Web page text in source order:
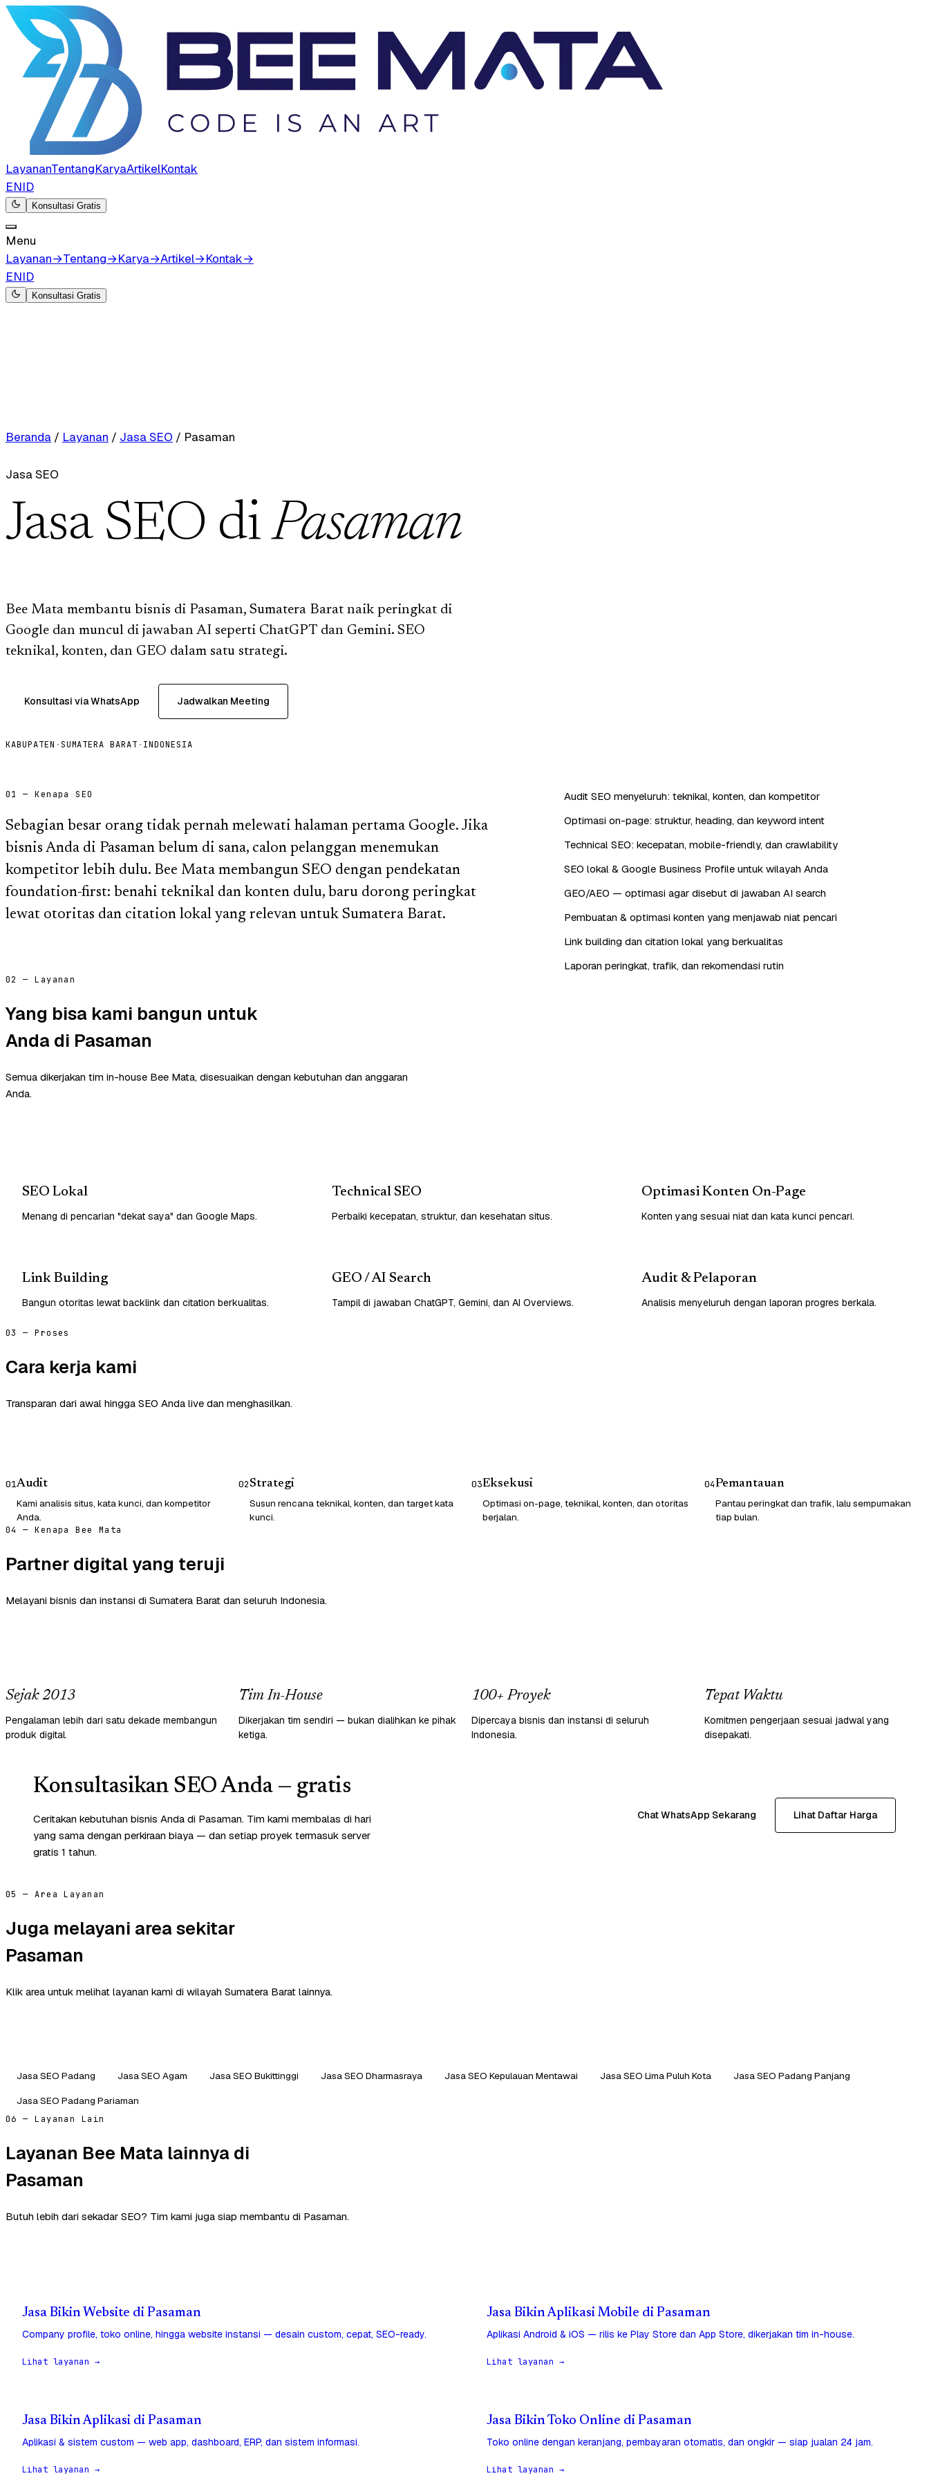
LayananTentangKaryaArtikelKontak
ENID
Konsultasi Gratis
Menu
Layanan→Tentang→Karya→Artikel→Kontak→
ENID
Konsultasi Gratis
Beranda / Layanan / Jasa SEO / Pasaman
Jasa SEO
Jasa SEO diPasaman
Bee Mata membantu bisnis di Pasaman, Sumatera Barat naik peringkat di
Google dan muncul di jawaban AI seperti ChatGPT dan Gemini. SEO
teknikal, konten, dan GEO dalam satu strategi.
Konsultasi via WhatsApp Jadwalkan Meeting
KABUPATEN · SUMATERA BARAT · INDONESIA
01 — Kenapa SEO
Sebagian besar orang tidak pernah melewati halaman pertama Google. Jika
bisnis Anda di Pasaman belum di sana, calon pelanggan menemukan
kompetitor lebih dulu. Bee Mata membangun SEO dengan pendekatan
foundation-first: benahi teknikal dan konten dulu, baru dorong peringkat
lewat otoritas dan citation lokal yang relevan untuk Sumatera Barat.
Audit SEO menyeluruh: teknikal, konten, dan kompetitor
Optimasi on-page: struktur, heading, dan keyword intent
Technical SEO: kecepatan, mobile-friendly, dan crawlability
SEO lokal & Google Business Profile untuk wilayah Anda
GEO/AEO — optimasi agar disebut di jawaban AI search
Pembuatan & optimasi konten yang menjawab niat pencari
Link building dan citation lokal yang berkualitas
Laporan peringkat, trafik, dan rekomendasi rutin
02 — Layanan
Yang bisa kami bangun untuk
Anda di Pasaman
Semua dikerjakan tim in-house Bee Mata, disesuaikan dengan kebutuhan dan anggaran
Anda.
SEO Lokal
Menang di pencarian "dekat saya" dan Google Maps.
Technical SEO
Perbaiki kecepatan, struktur, dan kesehatan situs.
Optimasi Konten On-Page
Konten yang sesuai niat dan kata kunci pencari.
Link Building
Bangun otoritas lewat backlink dan citation berkualitas.
GEO / AI Search
Tampil di jawaban ChatGPT, Gemini, dan AI Overviews.
Audit & Pelaporan
Analisis menyeluruh dengan laporan progres berkala.
03 — Proses
Cara kerja kami
Transparan dari awal hingga SEO Anda live dan menghasilkan.
01Audit
Kami analisis situs, kata kunci, dan kompetitor
Anda.
02Strategi
Susun rencana teknikal, konten, dan target kata
kunci.
03Eksekusi
Optimasi on-page, teknikal, konten, dan otoritas
berjalan.
04Pemantauan
Pantau peringkat dan trafik, lalu sempurnakan
tiap bulan.
04 — Kenapa Bee Mata
Partner digital yang teruji
Melayani bisnis dan instansi di Sumatera Barat dan seluruh Indonesia.
Sejak 2013
Pengalaman lebih dari satu dekade membangun
produk digital.
Tim In-House
Dikerjakan tim sendiri — bukan dialihkan ke pihak
ketiga.
100+ Proyek
Dipercaya bisnis dan instansi di seluruh
Indonesia.
Tepat Waktu
Komitmen pengerjaan sesuai jadwal yang
disepakati.
Konsultasikan SEO Anda — gratis
Ceritakan kebutuhan bisnis Anda di Pasaman. Tim kami membalas di hari
yang sama dengan perkiraan biaya — dan setiap proyek termasuk server
gratis 1 tahun.
Chat WhatsApp Sekarang Lihat Daftar Harga
05 — Area Layanan
Juga melayani area sekitar
Pasaman
Klik area untuk melihat layanan kami di wilayah Sumatera Barat lainnya.
Jasa SEO Padang Jasa SEO Agam Jasa SEO Bukittinggi Jasa SEO Dharmasraya Jasa SEO Kepulauan Mentawai Jasa SEO Lima Puluh Kota
Jasa SEO Padang Panjang
Jasa SEO Padang Pariaman
06 — Layanan Lain
Layanan Bee Mata lainnya di
Pasaman
Butuh lebih dari sekadar SEO? Tim kami juga siap membantu di Pasaman.
Jasa Bikin Website di Pasaman
Company profile, toko online, hingga website instansi — desain custom, cepat, SEO-ready.
Lihat layanan →
Jasa Bikin Aplikasi Mobile di Pasaman
Aplikasi Android & iOS — rilis ke Play Store dan App Store, dikerjakan tim in-house.
Lihat layanan →
Jasa Bikin Aplikasi di Pasaman
Aplikasi & sistem custom — web app, dashboard, ERP, dan sistem informasi.
Lihat layanan →
Jasa Bikin Toko Online di Pasaman
Toko online dengan keranjang, pembayaran otomatis, dan ongkir — siap jualan 24 jam.
Lihat layanan →